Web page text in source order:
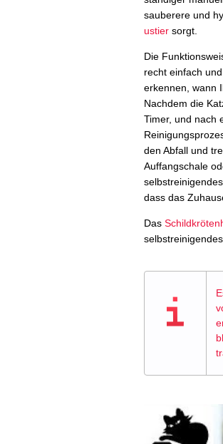
sauberere und
ustier sorgt.
Die
recht einfach
erkennen, wann
Nachdem die
Timer, und nach
den Abfall und
Auffangschale
dass das
Das